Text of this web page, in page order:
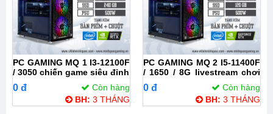
PC GAMING MQ 1 I3-12100F
/ 3050 chiến game siêu đỉnh
0 đ
Còn hàng
BH: 3 THÁNG
PC GAMING MQ 2 I5-11400F
/ 1650 / 8G livestream chơi
game ổn định
0 đ
Còn hàng
BH: 3 THÁNG